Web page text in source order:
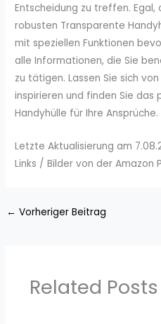
Entscheidung zu treffen.
robusten Transparente
mit speziellen Funktionen
alle Informationen, die Sie
zu tätigen. Lassen Sie sich
inspirieren und finden Sie
Handyhülle für Ihre Ansprüche.
Letzte Aktualisierung am
Links / Bilder von der Amazon
← Vorheriger Beitrag
Related Posts